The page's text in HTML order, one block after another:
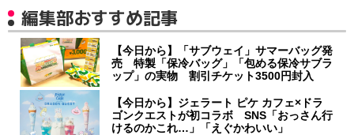
編集部おすすめ記事
【今日から】「サブウェイ」サマーバッグ発
売 特製「保冷バッグ」「包める保冷サブラ
ップ」の実物 割引チケット3500円封入
【今日から】ジェラート ピケ カフェ×ドラ
ゴンクエストが初コラボ SNS「おっさん行
けるのかこれ…」「えぐかわいい」